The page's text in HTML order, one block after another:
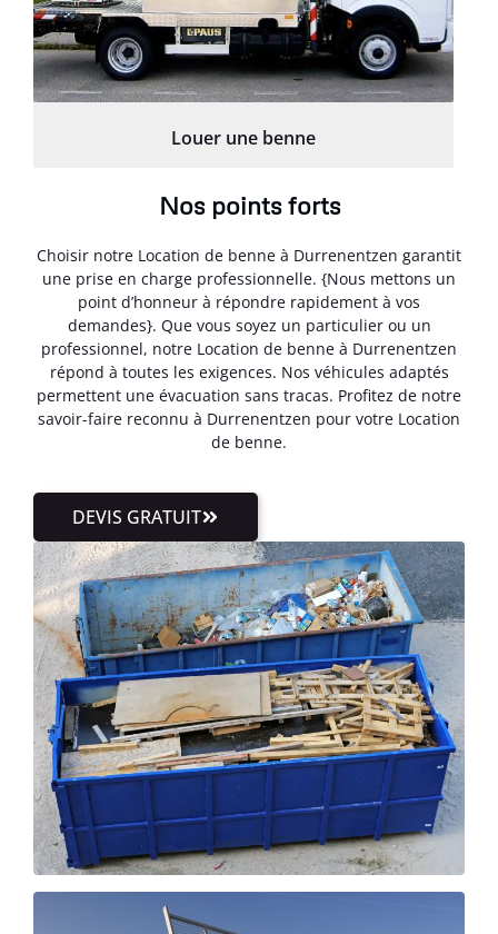
Louer une benne
Nos points forts
Choisir notre Location de benne à Durrenentzen garantit
une prise en charge professionnelle. {Nous mettons un
point d’honneur à répondre rapidement à vos
demandes}. Que vous soyez un particulier ou un
professionnel, notre Location de benne à Durrenentzen
répond à toutes les exigences. Nos véhicules adaptés
permettent une évacuation sans tracas. Profitez de notre
savoir-faire reconnu à Durrenentzen pour votre Location
de benne.
DEVIS GRATUIT